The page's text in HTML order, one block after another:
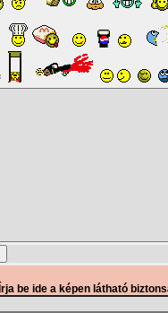
Írja be ide a képen látható